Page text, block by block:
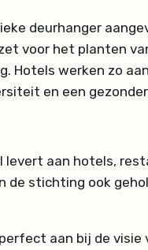
deurhanger
voor het planten
werken zo
en een
aan hotels,
de stichting ook
aan bij de visie